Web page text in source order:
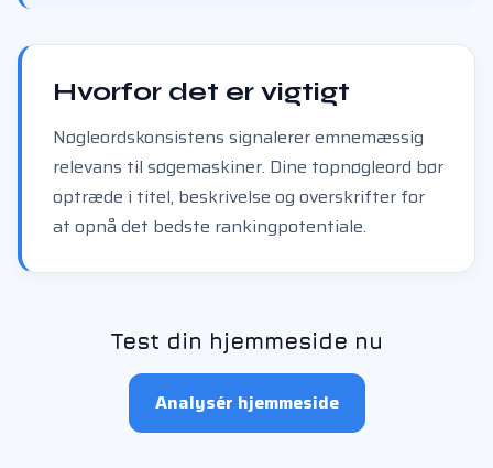
Hvorfor det er vigtigt
Nøgleordskonsistens signalerer emnemæssig
relevans til søgemaskiner. Dine topnøgleord bør
optræde i titel, beskrivelse og overskrifter for
at opnå det bedste rankingpotentiale.
Test din hjemmeside nu
Analysér hjemmeside